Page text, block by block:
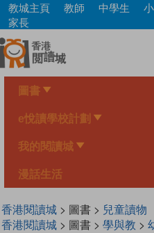
Skip
main
content
教城主頁 教師 中學生
家長
圖書
e悅讀學校計劃
我的閱讀城
漫話生活
香港閱讀城> 圖書 > 兒童讀物
香港閱讀城> 圖書 > 學與教 >